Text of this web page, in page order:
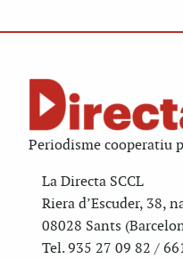
Periodisme cooperatiu
La Directa SCCL
Riera d’Escuder, 38,
08028 Sants
Tel. 935 27 09 82 /